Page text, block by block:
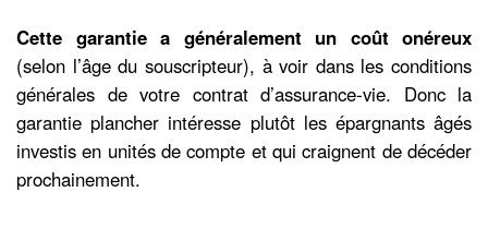
Cette garantie a généralement un coût onéreux
(selon l’âge du souscripteur), à voir dans les conditions
générales de votre contrat d’assurance-vie. Donc la
garantie plancher intéresse plutôt les épargnants âgés
investis en unités de compte et qui craignent de décéder
prochainement.